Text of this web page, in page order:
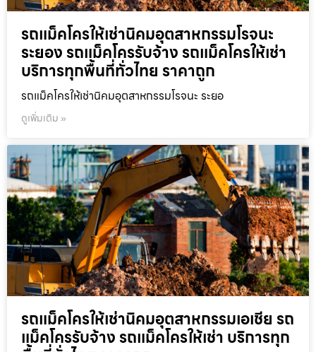
รถแม็คโครให้เช่านิคมอุตสาหกรรมโรจนะ
ระยอง รถแม็คโครรับจ้าง รถแม็คโครให้เช่า
บริการทุกพื้นที่ทั่วไทย ราคาถูก
รถแม็คโครให้เช่านิคมอุตสาหกรรมโรจนะ ระยอ
ดูเพิ่มเติม »
รถแม็คโครให้เช่านิคมอุตสาหกรรมเอเชีย รถ
แม็คโครรับจ้าง รถแม็คโครให้เช่า บริการทุก